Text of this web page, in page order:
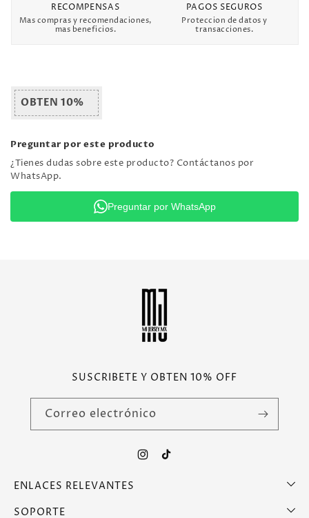
RECOMPENSAS
Mas compras y recomendaciones,
mas beneficios.
PAGOS SEGUROS
Proteccion de datos y
transacciones.
OBTEN 10%
Preguntar por este producto
¿Tienes dudas sobre este producto? Contáctanos por
WhatsApp.
Preguntar por WhatsApp
SUSCRIBETE Y OBTEN 10% OFF
Correo electrónico
Instagram
TikTok
ENLACES RELEVANTES
SOPORTE